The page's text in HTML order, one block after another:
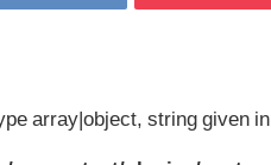
array|object, string given in